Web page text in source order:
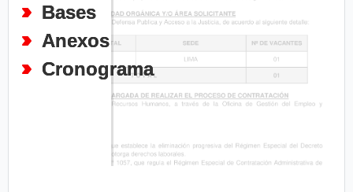
Bases
Anexos
Cronograma